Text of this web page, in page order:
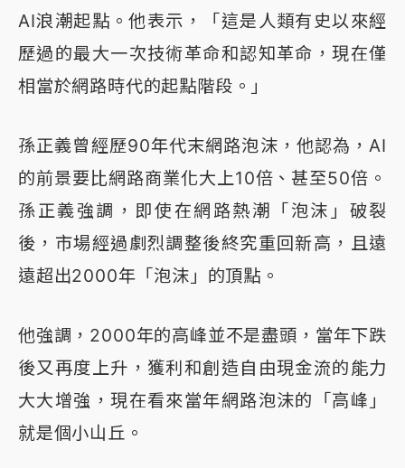
AI浪潮起點。他表示，「這是人類有史以來經
歷過的最大一次技術革命和認知革命，現在僅
相當於網路時代的起點階段。」
孫正義曾經歷90年代末網路泡沫，他認為，AI
的前景要比網路商業化大上10倍、甚至50倍。
孫正義強調，即使在網路熱潮「泡沫」破裂
後，市場經過劇烈調整後終究重回新高，且遠
遠超出2000年「泡沫」的頂點。
他強調，2000年的高峰並不是盡頭，當年下跌
後又再度上升，獲利和創造自由現金流的能力
大大增強，現在看來當年網路泡沫的「高峰」
就是個小山丘。